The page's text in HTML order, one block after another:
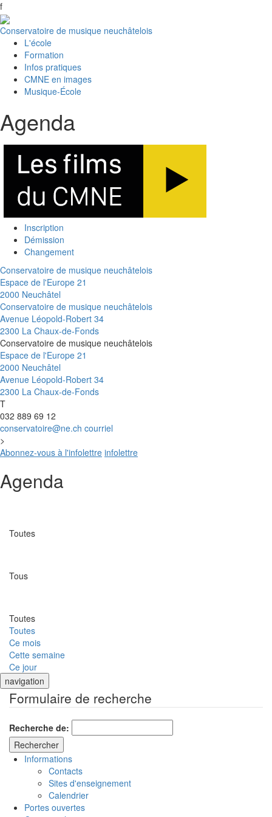
f
Conservatoire de musique neuchâtelois
L'école
Formation
Infos pratiques
CMNE en images
Musique-École
Agenda
Inscription
Démission
Changement
Conservatoire de musique neuchâtelois
Espace de l'Europe 21
2000 Neuchâtel
Conservatoire de musique neuchâtelois
Avenue Léopold-Robert 34
2300 La Chaux-de-Fonds
Conservatoire de musique neuchâtelois
Espace de l'Europe 21
2000 Neuchâtel
Avenue Léopold-Robert 34
2300 La Chaux-de-Fonds
T
032 889 69 12
conservatoire@ne.ch courriel
>
Abonnez-vous à l'infolettre infolettre
Agenda
Toutes
Tous
Toutes
Toutes
Ce mois
Cette semaine
Ce jour
navigation
Formulaire de recherche
Recherche de:
Informations
Contacts
Sites d'enseignement
Calendrier
Portes ouvertes